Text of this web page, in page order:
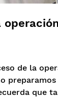
de la
que